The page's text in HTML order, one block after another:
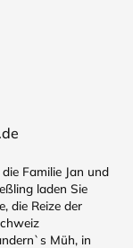
Familie Jan und
laden Sie
die Reize der
Müh, in